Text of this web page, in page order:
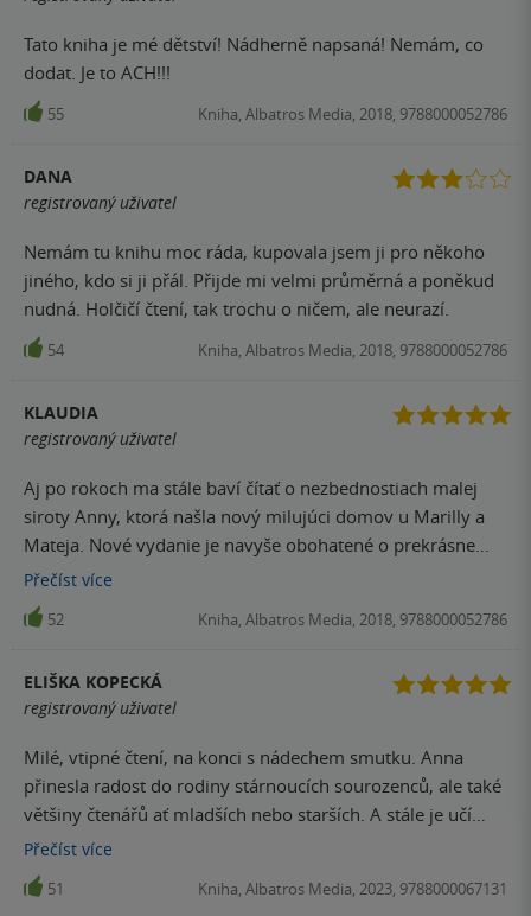
Tato kniha je mé dětství! Nádherně napsaná! Nemám, co
dodat. Je to ACH!!!
55 Kniha, Albatros Media, 2018, 9788000052786
DANA
registrovaný uživatel
Nemám tu knihu moc ráda, kupovala jsem ji pro někoho
jiného, kdo si ji přál. Přijde mi velmi průměrná a poněkud
nudná. Holčičí čtení, tak trochu o ničem, ale neurazí.
54 Kniha, Albatros Media, 2018, 9788000052786
KLAUDIA
registrovaný uživatel
Aj po rokoch ma stále baví čítať o nezbednostiach malej
siroty Anny, ktorá našla nový milujúci domov u Marilly a
Mateja. Nové vydanie je navyše obohatené o prekrásne
ilustrácie. Vďaka nim si tento príbeh určite získa veľa
nových čitateľov aj medzi mladšou generáciou.
Přečíst více
52 Kniha, Albatros Media, 2018, 9788000052786
ELIŠKA KOPECKÁ
registrovaný uživatel
Milé, vtipné čtení, na konci s nádechem smutku. Anna
přinesla radost do rodiny stárnoucích sourozenců, ale také
většiny čtenářů ať mladších nebo starších. A stále je učí
dívat se kolem sebe, vnímat krásu přírody, uzavírat
přátelství, radovat se bez výhrad. Knihu posouvám na
přečtení k dceři, je ve věku Anny, když přišla do Zeleného
Přečíst více
51 Kniha, Albatros Media, 2023, 9788000067131